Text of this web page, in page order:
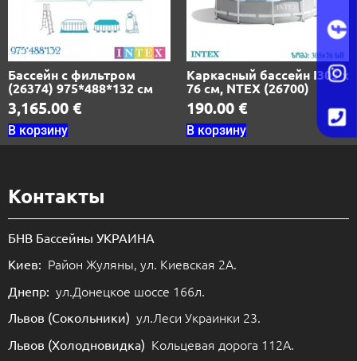
Бассейн с фильтром
(26374) 975*488*132 см
3,165.00 €
В корзину
Каркасный бассейн I305 х
76 см, NTEX (26700)
190.00 €
В корзину
Контакты
БНВ Бассейны УКРАИНА
Киев: Район Жуляны, ул. Киевская 2А.
Днепр: ул.Донецкое шоссе 166л.
Львов (Сокольники) ул.Леси Украинки 23.
Львов (Холодновидка) Кольцевая дорога 112А.